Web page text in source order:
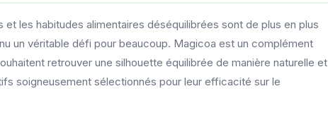
les habitudes alimentaires déséquilibrées sont de plus en plus
un véritable défi pour beaucoup. Magicoa est un complément
retrouver une silhouette équilibrée de manière naturelle et
soigneusement sélectionnés pour leur efficacité sur le